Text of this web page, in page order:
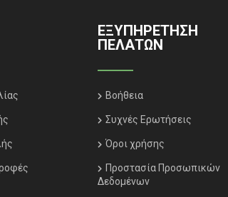
ΕΞΥΠΗΡΈΤΗΣΗ
ΠΕΛΑΤΏΝ
Βοήθεια
Συχνές Ερωτήσεις
Όροι χρήσης
Προστασία Προσωπικών
Δεδομένων